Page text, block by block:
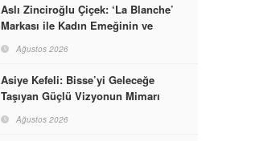
Aslı Zinciroğlu Çiçek: ‘La Blanche’
Markası ile Kadın Emeğinin ve
Başarabileceğinin En Güzel
Örneğini Sunuyor
Ağustos 2026
Asiye Kefeli: Bisse’yi Geleceğe
Taşıyan Güçlü Vizyonun Mimarı
Ağustos 2026